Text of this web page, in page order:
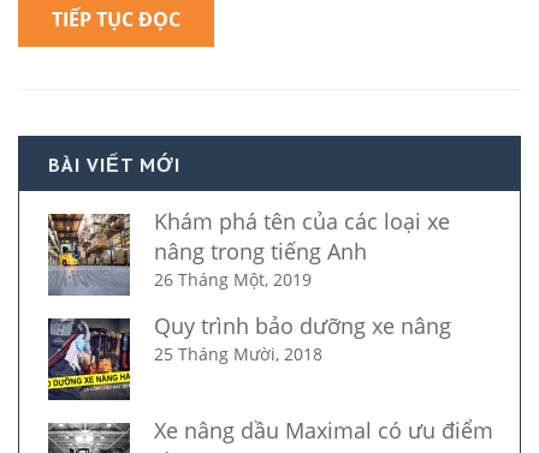
TIẾP TỤC ĐỌC
BÀI VIẾT MỚI
Khám phá tên của các loại xe
nâng trong tiếng Anh
26 Tháng Một, 2019
Quy trình bảo dưỡng xe nâng
25 Tháng Mười, 2018
Xe nâng dầu Maximal có ưu điểm